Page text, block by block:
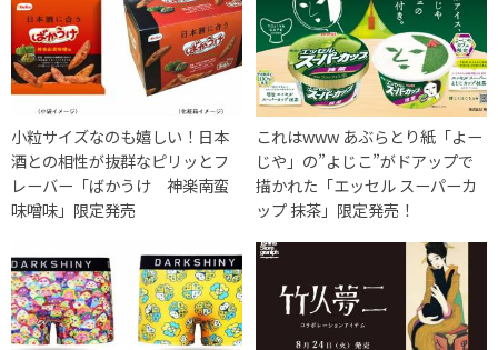
小粒サイズなのも嬉しい！日本
酒との相性が抜群なピリッとフ
レーバー「ばかうけ 神楽南蛮
味噌味」限定発売
これはwww あぶらとり紙「よー
じや」の”よじこ”がドアップで
描かれた「エッセル スーパーカ
ップ 抹茶」限定発売！